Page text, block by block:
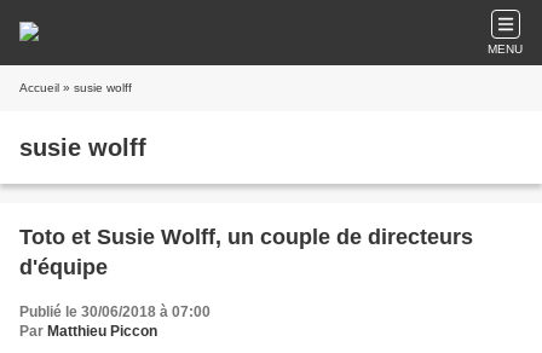
MENU
Accueil » susie wolff
susie wolff
Toto et Susie Wolff, un couple de directeurs
d'équipe
Publié le 30/06/2018 à 07:00
Par Matthieu Piccon